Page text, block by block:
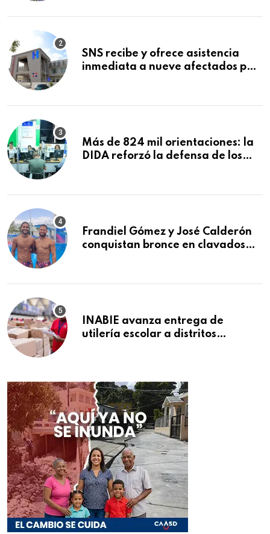
SNS recibe y ofrece asistencia
inmediata a nueve afectados por
Macorís
Más de 824 mil orientaciones: la
DIDA reforzó la defensa de los
Frandiel Gómez y José Calderón
conquistan bronce en clavados
INABIE avanza entrega de
utilería escolar a distritos